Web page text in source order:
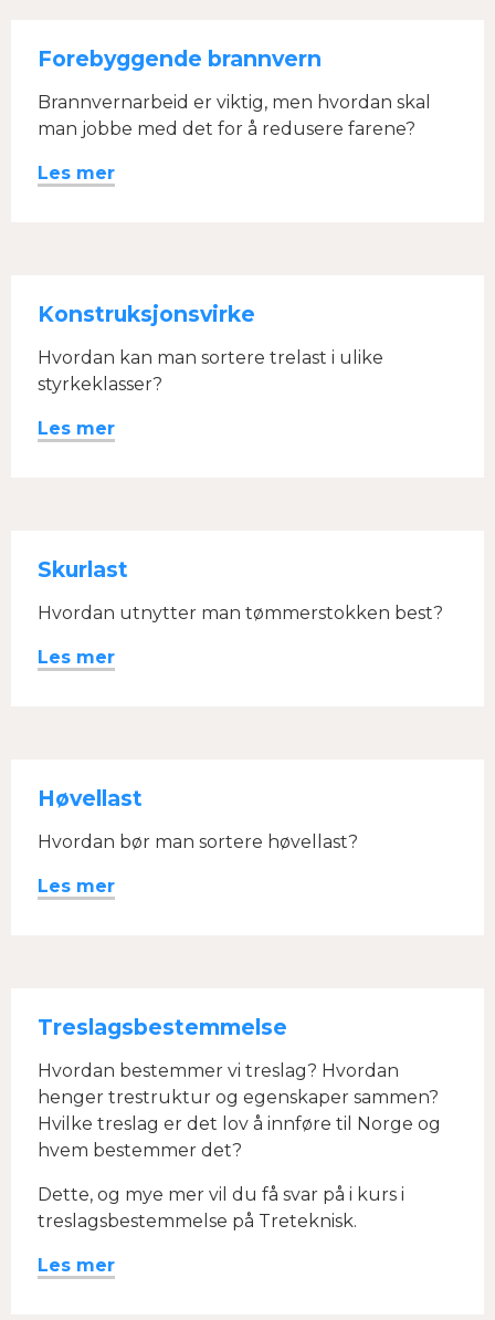
Forebyggende brannvern
Brannvernarbeid er viktig, men hvordan skal
man jobbe med det for å redusere farene?
Les mer
Konstruksjonsvirke
Hvordan kan man sortere trelast i ulike
styrkeklasser?
Les mer
Skurlast
Hvordan utnytter man tømmerstokken best?
Les mer
Høvellast
Hvordan bør man sortere høvellast?
Les mer
Treslagsbestemmelse
Hvordan bestemmer vi treslag? Hvordan
henger trestruktur og egenskaper sammen?
Hvilke treslag er det lov å innføre til Norge og
hvem bestemmer det?
Dette, og mye mer vil du få svar på i kurs i
treslagsbestemmelse på Treteknisk.
Les mer